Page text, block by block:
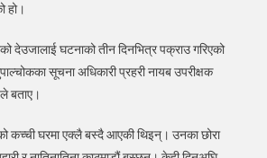
३६
वर्षीय
हो।
देउजालाई घटनाको तीन दिनभित्र पक्राउ गरिएको
सूचना अधिकारी प्रहरी नायब उपरीक्षक
बताए।
कच्ची घरमा एक्लै बस्दै आएकी थिइन्। उनका छोरा